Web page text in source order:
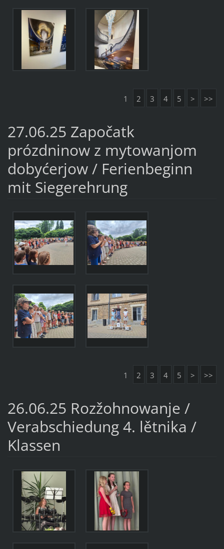
1 2 3 4 5 > >>
27.06.25 Započatk
prózdninow z mytowanjom
dobyćerjow / Ferienbeginn
mit Siegerehrung
1 2 3 4 5 > >>
26.06.25 Rozžohnowanje /
Verabschiedung 4. lětnika /
Klassen